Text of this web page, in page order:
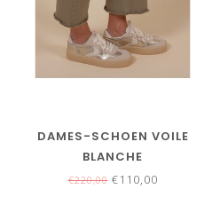
DAMES-SCHOEN VOILE
BLANCHE
€220,00€110,00